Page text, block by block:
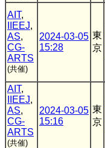
AIT,
IIEEJ,
AS,
CG-
ARTS
(共催)
2024-03-05
15:28
東
京
AIT,
IIEEJ,
AS,
CG-
ARTS
(共催)
2024-03-05
15:16
東
京